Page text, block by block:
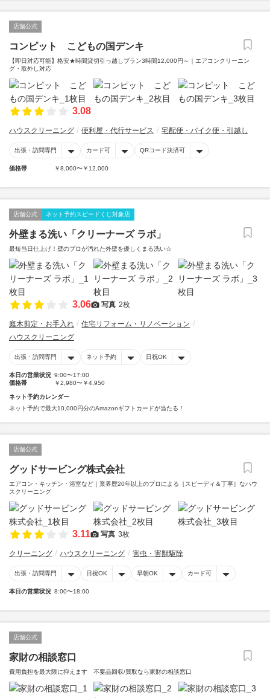
店舗公式
コンピット こどもの国デンキ
【即日対応可能】格安★時間貸切引っ越しプラン3時間12,000円～｜エアコンクリーニン
グ・取外し対応
3.08
ハウスクリーニング 便利屋・代行サービス 宅配便・バイク便・引越し
出張・訪問専門 カード可 QRコード決済可
価格帯 ￥8,000〜￥12,000
店舗公式 ネット予約スピードくじ対象店
外壁まる洗い「クリーナーズ ラボ」
最短当日仕上げ！壁のプロが汚れた外壁を優しくまる洗い☆
3.06 写真 2枚
庭木剪定・お手入れ
住宅リフォーム・リノベーション
ハウスクリーニング
出張・訪問専門 ネット予約 日祝OK
本日の営業状況 9:00〜17:00
価格帯
￥2,980〜￥4,950
ネット予約カレンダー
ネット予約で最大10,000円分のAmazonギフトカードが当たる！
店舗公式
グッドサービング株式会社
エアコン・キッチン・浴室など｜業界歴20年以上のプロによる［スピーディ＆丁寧］なハウ
スクリーニング
3.11 写真 3枚
クリーニング ハウスクリーニング 害虫・害獣駆除
出張・訪問専門 日祝OK 早朝OK カード可
本日の営業状況 8:00〜18:00
店舗公式
家財の相談窓口
費用負担を最大限に抑えます 不要品回収/買取なら家財の相談窓口